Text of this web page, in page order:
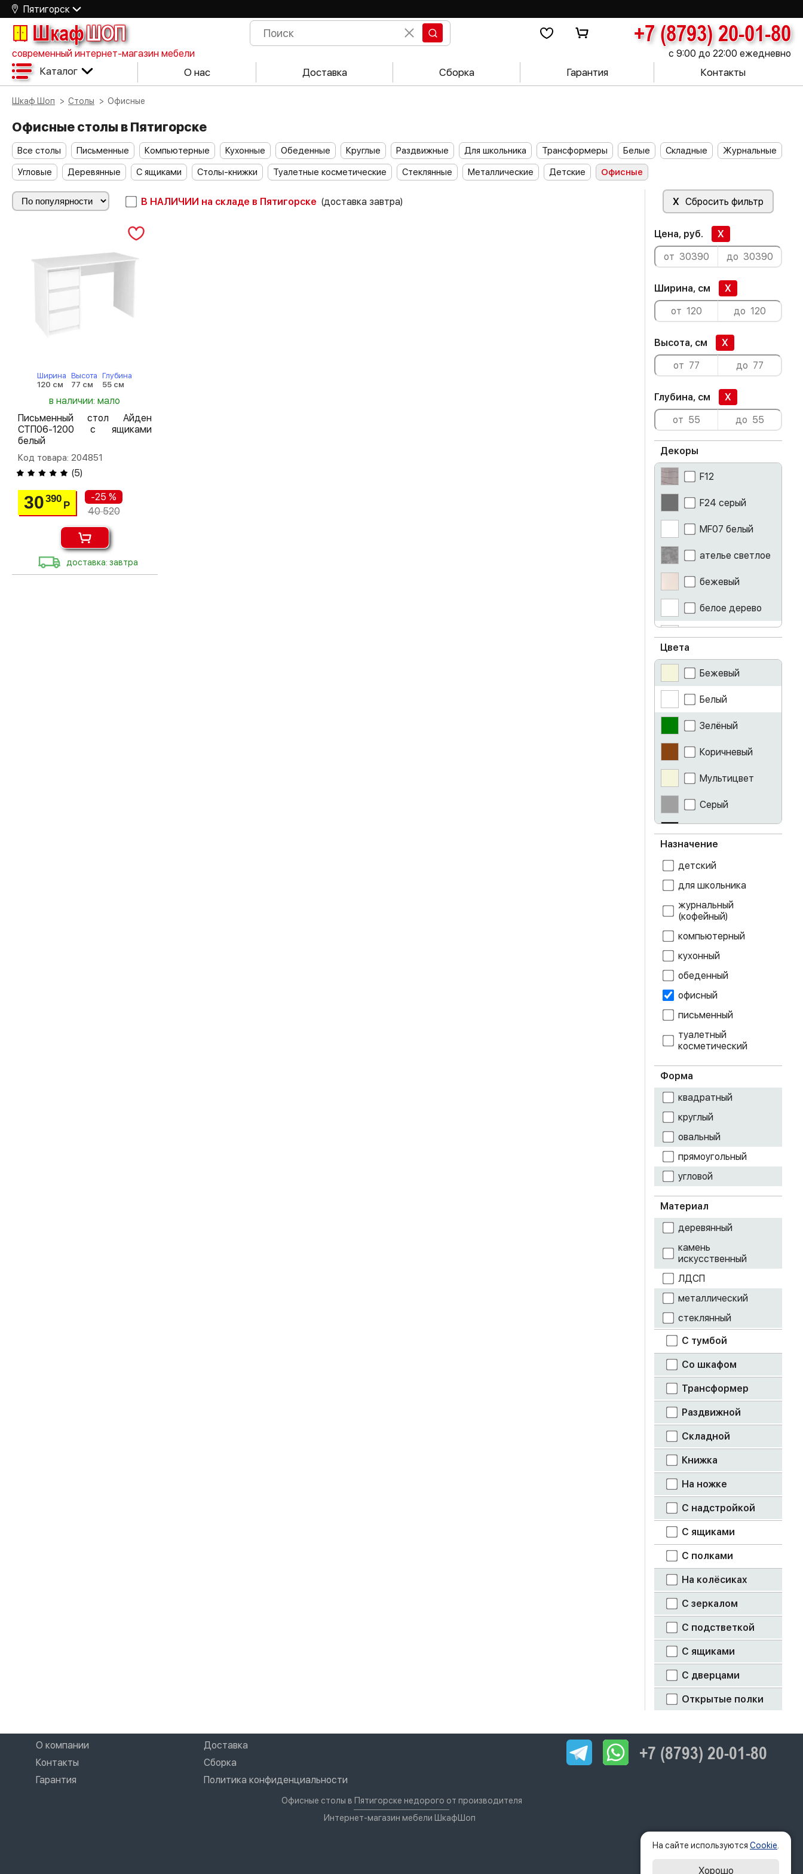
Пятигорск
ШкафШОП +7 (8793) 20-01-80
современный интернет-магазин мебели с 9:00 до 22:00 ежедневно
Каталог О нас Доставка Сборка Гарантия Контакты
Шкаф Шоп Столы Офисные
Офисные столы в Пятигорске
Все столы Письменные Компьютерные Кухонные Обеденные Круглые Раздвижные Для школьника Трансформеры Белые Складные
Журнальные
Угловые
Деревянные С ящиками Столы-книжки Туалетные косметические Стеклянные Металлические Детские Офисные
В НАЛИЧИИ на складе в Пятигорске (доставка завтра)
Ширина
120 см
Высота
77 см
Глубина
55 см
в наличии: мало
Письменный стол Айден
СТП06-1200 с ящиками
белый
Код товара: 204851
(5)
30390
Р
-25 %
40 520
доставка: завтра
X Сбросить фильтр
Цена, руб. X
Ширина, см X
Высота, см X
Глубина, см X
Декоры
F12
F24 серый
MF07 белый
ателье светлое
бежевый
белое дерево
белый глянец
белый гранит
белый лак
дуб белфорт
дуб делано
крафт
дуб крафт белый
дуб крафт серый
табачный
дуб молочный
дуб сонома
дуб юкон
железный
кенди
кремовый гранит
метрополитан
грей
орех
орех донской
фотопечать
цемент светлый
черный
шарлиз кашемир
ясень светлый
ясень шимо
светлый
ясень шимо
темный
Цвета
Бежевый
Белый
Зелёный
Коричневый
Мультицвет
Серый
Назначение
детский
для школьника
журнальный
(кофейный)
компьютерный
кухонный
обеденный
офисный
письменный
туалетный
косметический
Форма
квадратный
круглый
овальный
прямоугольный
угловой
Материал
деревянный
камень
искусственный
ЛДСП
металлический
стеклянный
С тумбой
Со шкафом
Трансформер
Раздвижной
Складной
Книжка
На ножке
С надстройкой
С ящиками
С полками
На колёсиках
С зеркалом
С подстветкой
С ящиками
С дверцами
Открытые полки
О компании
Доставка
Контакты
Сборка
Гарантия
Политика конфиденциальности
+7 (8793) 20-01-80
Офисные столы в Пятигорске недорого от производителя
Интернет-магазин мебели ШкафШоп
На сайте используются Cookie
Хорошо